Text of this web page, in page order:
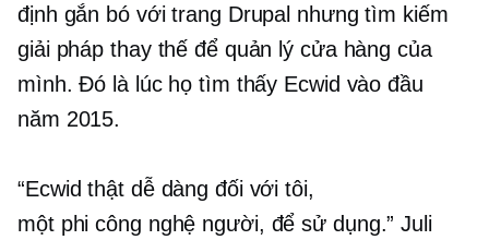
định gắn bó với trang Drupal nhưng tìm kiếm
giải pháp thay thế để quản lý cửa hàng của
mình. Đó là lúc họ tìm thấy Ecwid vào đầu
năm 2015.
“Ecwid thật dễ dàng đối với tôi,
một phi công nghệ người, để sử dụng.” Juli